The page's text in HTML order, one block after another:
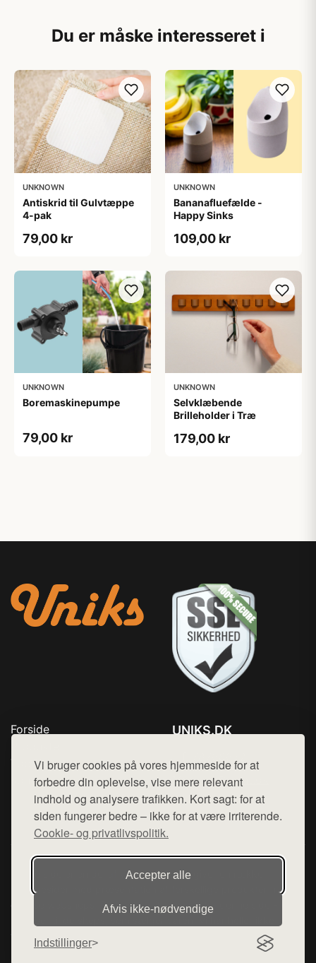
Vi bruger cookies på vores hjemmeside for at
forbedre din oplevelse, vise mere relevant
indhold og analysere trafikken. Kort sagt: for at
siden fungerer bedre – ikke for at være irriterende.
Cookie- og privatlivspolitik.
Accepter alle
Afvis ikke‑nødvendige
Indstillinger
Du er måske interesseret i
UNKNOWN
Antiskrid til Gulvtæppe
4-pak
79,00 kr
UNKNOWN
Bananafluefælde -
Happy Sinks
109,00 kr
UNKNOWN
Boremaskinepumpe
79,00 kr
UNKNOWN
Selvklæbende
Brilleholder i Træ
179,00 kr
Forside
Top Rabatter
Kontakt
UNIKS.DK
Mail: hej@want.dk
Cookie- og privatlivspolitik
Denne side er en del af want.dk, der udgiver en række
hjemmesider med præsentation af forskellige produkter fra
diverse webshops. Der sælges ikke varer fra denne side - vi
henviser til de shops, som sælger varen. Vi har heller ikke
varerne på lager.